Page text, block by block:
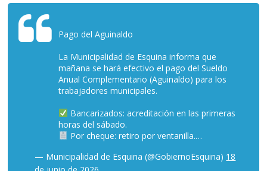
Pago del Aguinaldo
La Municipalidad de Esquina informa que
mañana se hará efectivo el pago del Sueldo
Anual Complementario (Aguinaldo) para los
trabajadores municipales.
Bancarizados: acreditación en las primeras
horas del sábado.
Por cheque: retiro por ventanilla.…
— Municipalidad de Esquina (@GobiernoEsquina) 18